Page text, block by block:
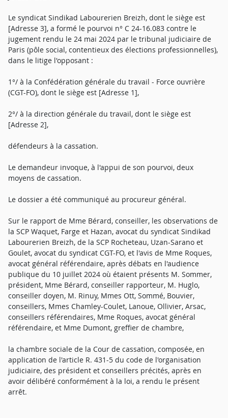
Le syndicat Sindikad Labourerien Breizh, dont le siège est
[Adresse 3], a formé le pourvoi n° C 24-16.083 contre le
jugement rendu le 24 mai 2024 par le tribunal judiciaire de
Paris (pôle social, contentieux des élections professionnelles),
dans le litige l'opposant :
1°/ à la Confédération générale du travail - Force ouvrière
(CGT-FO), dont le siège est [Adresse 1],
2°/ à la direction générale du travail, dont le siège est
[Adresse 2],
défendeurs à la cassation.
Le demandeur invoque, à l'appui de son pourvoi, deux
moyens de cassation.
Le dossier a été communiqué au procureur général.
Sur le rapport de Mme Bérard, conseiller, les observations de
la SCP Waquet, Farge et Hazan, avocat du syndicat Sindikad
Labourerien Breizh, de la SCP Rocheteau, Uzan-Sarano et
Goulet, avocat du syndicat CGT-FO, et l'avis de Mme Roques,
avocat général référendaire, après débats en l'audience
publique du 10 juillet 2024 où étaient présents M. Sommer,
président, Mme Bérard, conseiller rapporteur, M. Huglo,
conseiller doyen, M. Rinuy, Mmes Ott, Sommé, Bouvier,
conseillers, Mmes Chamley-Coulet, Lanoue, Ollivier, Arsac,
conseillers référendaires, Mme Roques, avocat général
référendaire, et Mme Dumont, greffier de chambre,
la chambre sociale de la Cour de cassation, composée, en
application de l'article R. 431-5 du code de l'organisation
judiciaire, des président et conseillers précités, après en
avoir délibéré conformément à la loi, a rendu le présent
arrêt.